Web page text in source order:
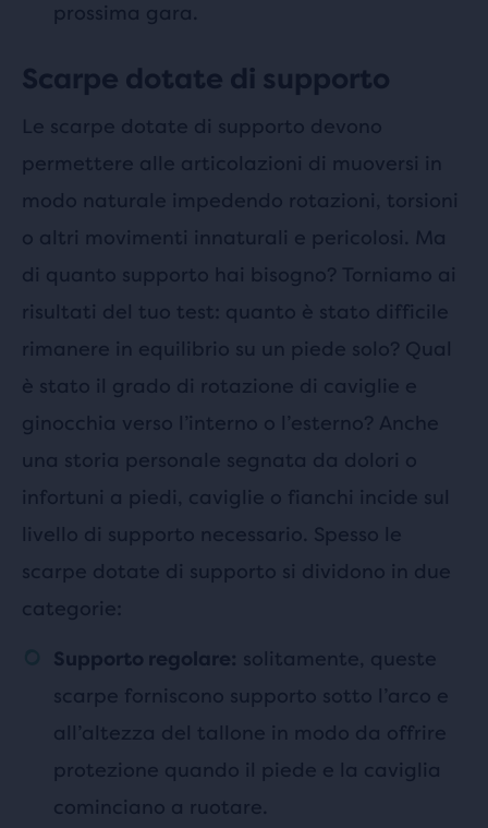
prossima gara.
Scarpe dotate di supporto
Le scarpe dotate di supporto devono
permettere alle articolazioni di muoversi in
modo naturale impedendo rotazioni, torsioni
o altri movimenti innaturali e pericolosi. Ma
di quanto supporto hai bisogno? Torniamo ai
risultati del tuo test: quanto è stato difficile
rimanere in equilibrio su un piede solo? Qual
è stato il grado di rotazione di caviglie e
ginocchia verso l’interno o l’esterno? Anche
una storia personale segnata da dolori o
infortuni a piedi, caviglie o fianchi incide sul
livello di supporto necessario. Spesso le
scarpe dotate di supporto si dividono in due
categorie:
Supporto regolare: solitamente, queste
scarpe forniscono supporto sotto l’arco e
all’altezza del tallone in modo da offrire
protezione quando il piede e la caviglia
cominciano a ruotare.